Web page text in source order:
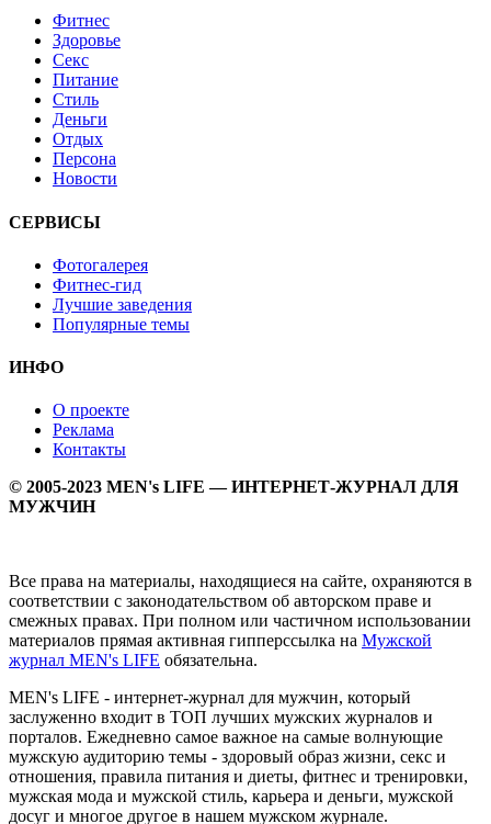
Фитнес
Здоровье
Секс
Питание
Стиль
Деньги
Отдых
Персона
Новости
СЕРВИСЫ
Фотогалерея
Фитнес-гид
Лучшие заведения
Популярные темы
ИНФО
О проекте
Реклама
Контакты
© 2005-2023 MEN's LIFE — ИНТЕРНЕТ-ЖУРНАЛ ДЛЯ
МУЖЧИН
Все права на материалы, находящиеся на сайте, охраняются в
соответствии с законодательством об авторском праве и
смежных правах. При полном или частичном использовании
материалов прямая активная гипперссылка на Мужской
журнал MEN's LIFE обязательна.
MEN's LIFE - интернет-журнал для мужчин, который
заслуженно входит в ТОП лучших мужских журналов и
порталов. Ежедневно самое важное на самые волнующие
мужскую аудиторию темы - здоровый образ жизни, секс и
отношения, правила питания и диеты, фитнес и тренировки,
мужская мода и мужской стиль, карьера и деньги, мужской
досуг и многое другое в нашем мужском журнале.